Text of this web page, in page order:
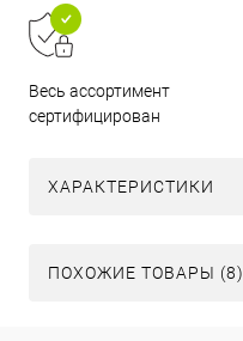
Весь ассортимент
сертифицирован
ХАРАКТЕРИСТИКИ
ПОХОЖИЕ ТОВАРЫ (8)